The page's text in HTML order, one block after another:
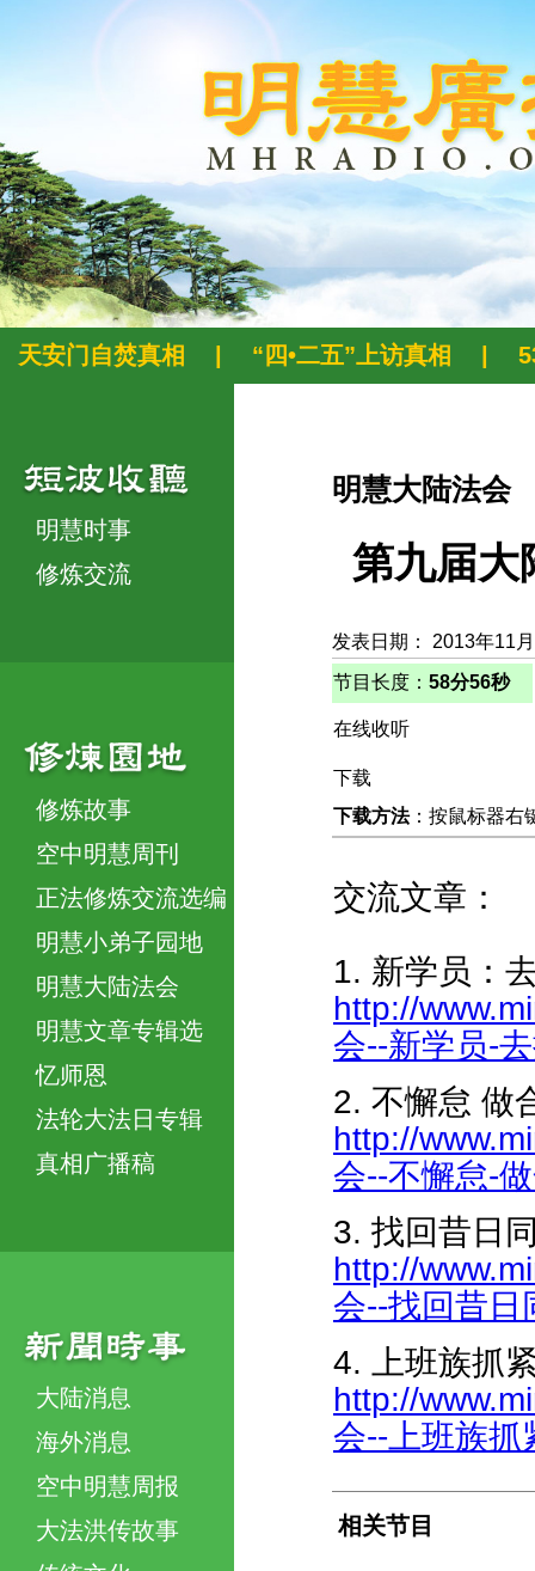
天安门自焚真相 “四•二五”上访真相
明慧时事
修炼交流
修炼故事
空中明慧周刊
正法修炼交流选编
明慧小弟子园地
明慧大陆法会
明慧文章专辑选
忆师恩
法轮大法日专辑
真相广播稿
大陆消息
海外消息
空中明慧周报
大法洪传故事
明慧大陆法会
第九届大
发表日期： 2013年11
节目长度： 58分56秒
在线收听
下载
下载方法：按鼠标器右
交流文章：
1. 新学员：
http://
会--新学员-
2. 不懈怠 做
http://
会--不懈怠-
3. 找回昔日
http://
会--找回昔日
4. 上班族抓
http://
会--上班族抓
相关节目